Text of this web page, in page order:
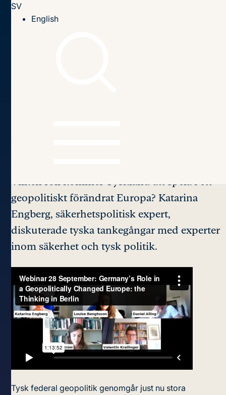
SV
English
geopolitiskt förändrat Europa? Katarina
Engberg, säkerhetspolitisk expert,
diskuterade tyska tankegångar med experter
inom säkerhet och tysk politik.
Tysk federal geopolitik genomgår just nu stora